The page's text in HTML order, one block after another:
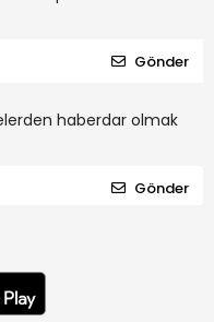
Gönder
haberdar olmak
Gönder